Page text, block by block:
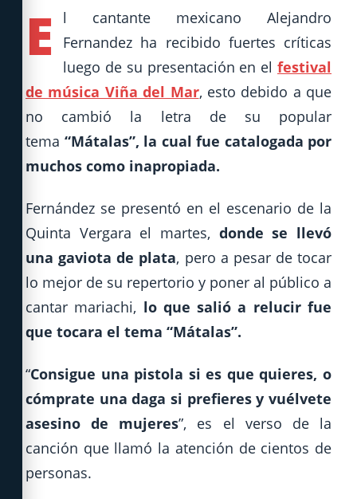
E
l cantante mexicano Alejandro
Fernandez ha recibido fuertes críticas
luego de su presentación en el festival
de música Viña del Mar, esto debido a que
no cambió la letra de su popular
tema “Mátalas”, la cual fue catalogada por
muchos como inapropiada.
Fernández se presentó en el escenario de la
Quinta Vergara el martes, donde se llevó
una gaviota de plata, pero a pesar de tocar
lo mejor de su repertorio y poner al público a
cantar mariachi, lo que salió a relucir fue
que tocara el tema “Mátalas”.
“Consigue una pistola si es que quieres, o
cómprate una daga si prefieres y vuélvete
asesino de mujeres”, es el verso de la
canción que llamó la atención de cientos de
personas.